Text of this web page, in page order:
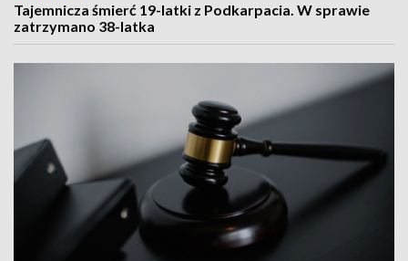
Tajemnicza śmierć 19-latki z Podkarpacia. W sprawie
zatrzymano 38-latka